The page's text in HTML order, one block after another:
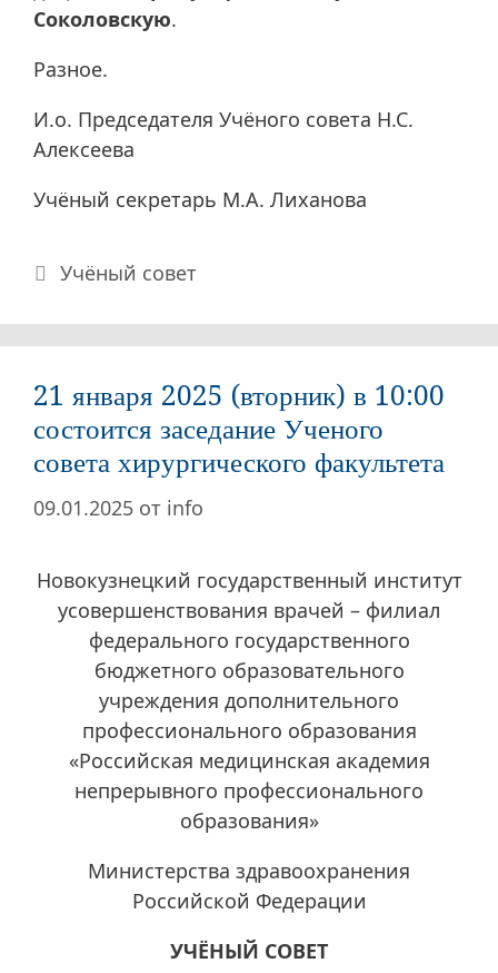
Соколовскую.
Разное.
И.о. Председателя Учёного совета Н.С.
Алексеева
Учёный секретарь М.А. Лиханова
Рубрики
Учёный совет
21 января 2025 (вторник) в 10:00
состоится заседание Ученого
совета хирургического факультета
09.01.2025 от info
Новокузнецкий государственный институт
усовершенствования врачей – филиал
федерального государственного
бюджетного образовательного
учреждения дополнительного
профессионального образования
«Российская медицинская академия
непрерывного профессионального
образования»
Министерства здравоохранения
Российской Федерации
УЧЁНЫЙ СОВЕТ